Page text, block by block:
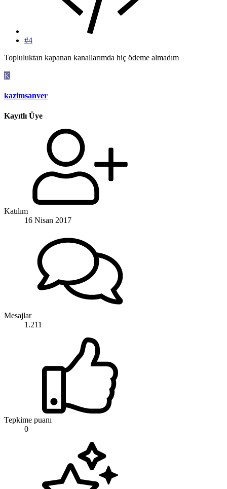
#4
Topluluktan kapanan kanallarımda hiç ödeme almadım
K
kazimsanver
Kayıtlı Üye
Katılım
16 Nisan 2017
Mesajlar
1.211
Tepkime puanı
0